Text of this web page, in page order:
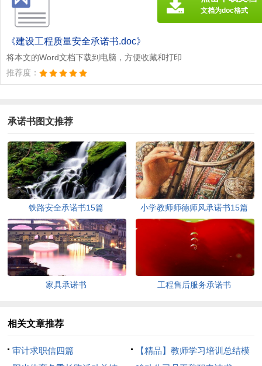
《建设工程质量安全承诺书.doc》
将本文的Word文档下载到电脑，方便收藏和打印
推荐度：
文档为doc格式
承诺书图文推荐
铁路安全承诺书15篇 小学教师师德师风承诺书15篇
家具承诺书 工程售后服务承诺书
相关文章推荐
审计求职信四篇
【精品】教师学习培训总结模